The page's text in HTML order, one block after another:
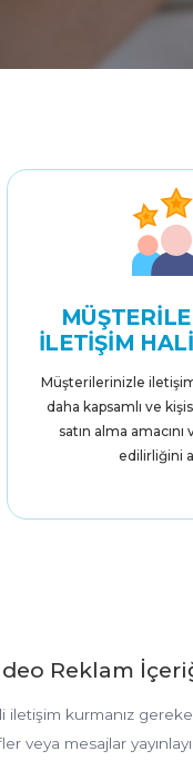
İLETIŞIM
Müşterilerinizle
daha kapsamlı ve
satın alma
edilirliğini
Reklam
kurmanız
veya mesajlar